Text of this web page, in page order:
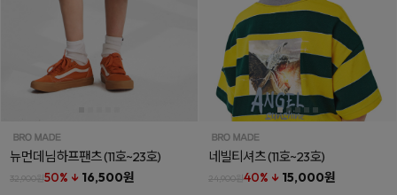
뉴먼데님하프팬츠(11호~23호)
32,900원50% ↓ 16,500원
네빌티셔츠(11호~23호)
24,900원40% ↓ 15,000원